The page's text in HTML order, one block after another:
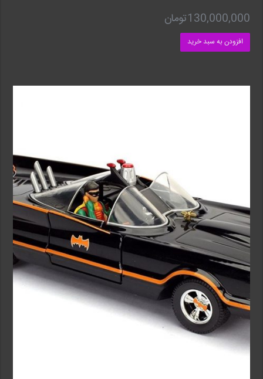
130,000,000تومان
افزودن به سبد خرید